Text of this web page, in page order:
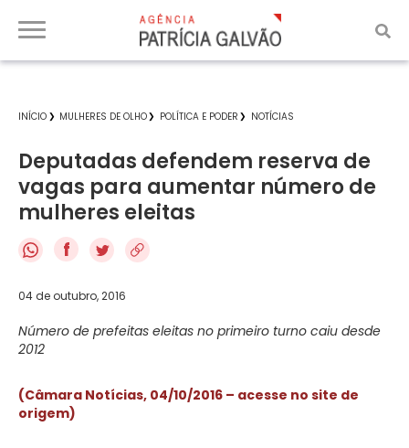
INÍCIO MULHERES DE OLHO POLÍTICA E PODER NOTÍCIAS
Deputadas defendem reserva de
vagas para aumentar número de
mulheres eleitas
f
04 de outubro, 2016
Número de prefeitas eleitas no primeiro turno caiu desde
2012
(Câmara Notícias, 04/10/2016 – acesse no site de
origem)